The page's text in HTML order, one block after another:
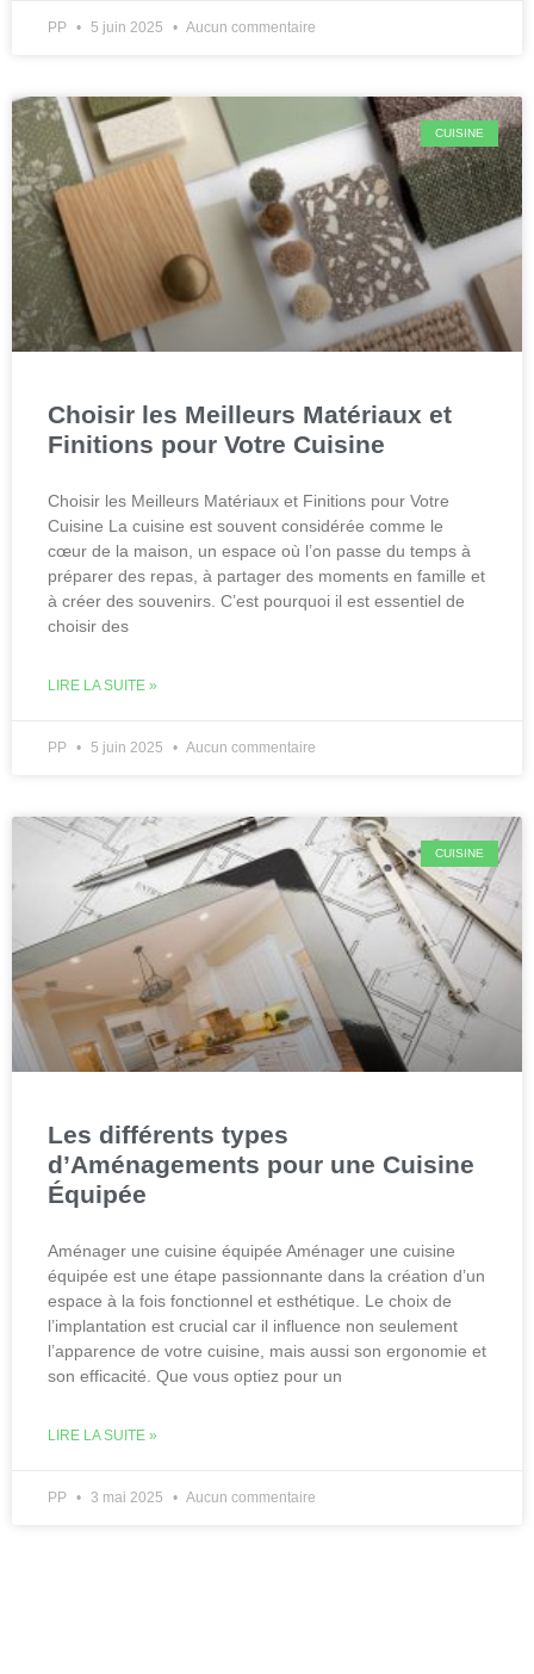
PP 5 juin 2025 Aucun commentaire
CUISINE
Choisir les Meilleurs Matériaux et
Finitions pour Votre Cuisine
Choisir les Meilleurs Matériaux et Finitions pour Votre
Cuisine La cuisine est souvent considérée comme le
cœur de la maison, un espace où l’on passe du temps à
préparer des repas, à partager des moments en famille et
à créer des souvenirs. C’est pourquoi il est essentiel de
choisir des
LIRE LA SUITE »
PP 5 juin 2025 Aucun commentaire
CUISINE
Les différents types
d’Aménagements pour une Cuisine
Équipée
Aménager une cuisine équipée Aménager une cuisine
équipée est une étape passionnante dans la création d’un
espace à la fois fonctionnel et esthétique. Le choix de
l’implantation est crucial car il influence non seulement
l’apparence de votre cuisine, mais aussi son ergonomie et
son efficacité. Que vous optiez pour un
LIRE LA SUITE »
PP 3 mai 2025 Aucun commentaire